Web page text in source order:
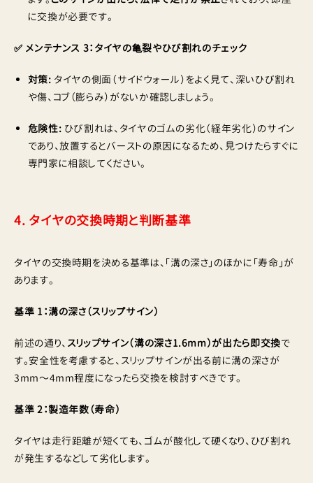
に交換が必要です。
✅ メンテナンス 3：タイヤの亀裂やひび割れのチェック
対策: タイヤの側面（サイドウォール）をよく見て、深いひび割れ
や傷、コブ（膨らみ）がないか確認しましょう。
危険性: ひび割れは、タイヤのゴムの劣化（経年劣化）のサイン
であり、放置するとバーストの原因になるため、見つけたらすぐに
専門家に相談してください。
4. タイヤの交換時期と判断基準
タイヤの交換時期を決める基準は、「溝の深さ」のほかに「寿命」が
あります。
基準 1：溝の深さ（スリップサイン）
前述の通り、 スリップサイン（溝の深さ1.6mm）が出たら即交換で
す。安全性を考慮すると、スリップサインが出る前に溝の深さが
3mm〜4mm程度になったら交換を検討すべきです。
基準 2：製造年数（寿命）
タイヤは走行距離が短くても、ゴムが酸化して硬くなり、ひび割れ
が発生するなどして劣化します。